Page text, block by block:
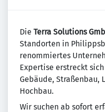
Die Terra Solutions
Standorten in
renommiertes
Expertise erstreckt
Gebäude, Straßenbau,
Hochbau.
Wir suchen ab sofort